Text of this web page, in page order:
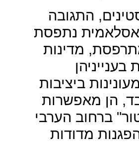
התגובה
נתפסת
מדינות
ביציבות
הן מאפשרות
ברחוב הערבי
מדודות